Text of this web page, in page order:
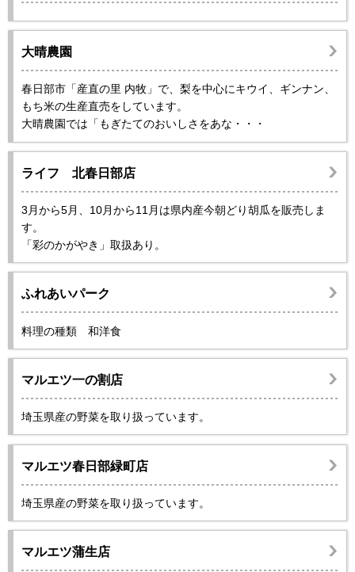
大晴農園
春日部市「産直の里 内牧」で、梨を中心にキウイ、ギンナン、
もち米の生産直売をしています。
大晴農園では「もぎたてのおいしさをあな・・・
ライフ 北春日部店
3月から5月、10月から11月は県内産今朝どり胡瓜を販売しま
す。
「彩のかがやき」取扱あり。
ふれあいパーク
料理の種類 和洋食
マルエツ一の割店
埼玉県産の野菜を取り扱っています。
マルエツ春日部緑町店
埼玉県産の野菜を取り扱っています。
マルエツ蒲生店